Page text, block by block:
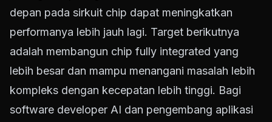
depan pada sirkuit chip dapat meningkatkan
performanya lebih jauh lagi. Target berikutnya
adalah membangun chip fully integrated yang
lebih besar dan mampu menangani masalah lebih
kompleks dengan kecepatan lebih tinggi. Bagi
software developer AI dan pengembang aplikasi